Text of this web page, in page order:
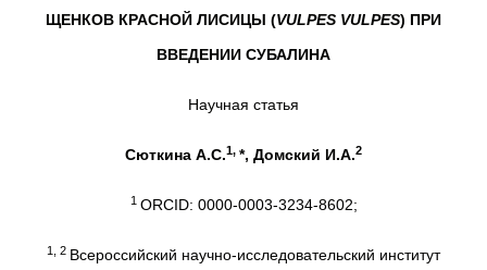
ЩЕНКОВ КРАСНОЙ ЛИСИЦЫ (VULPES VULPES) ПРИ
ВВЕДЕНИИ СУБАЛИНА
Научная статья
Сюткина А.С.1, *, Домский И.А.2
1 ORCID: 0000-0003-3234-8602;
1, 2 Всероссийский научно-исследовательский институт